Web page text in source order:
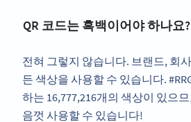
QR 코드는 흑백이어야 하나요?
전혀 그렇지 않습니다. 브랜드, 회
든 색상을 사용할 수 있습니다.
하는 16,777,216개의 색상이 있으
음껏 사용할 수 있습니다!